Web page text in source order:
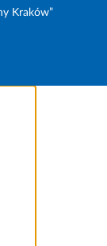
Kraków”